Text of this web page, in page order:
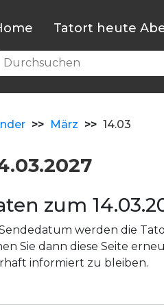
Tatort heute
>> März >> 14.03
zum
werden die
Sie dann diese Seite
informiert zu bleiben.